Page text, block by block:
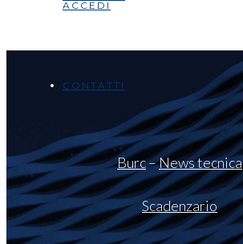
ACCEDI
CONTATTI
Burc–News tecnica
Scadenzario